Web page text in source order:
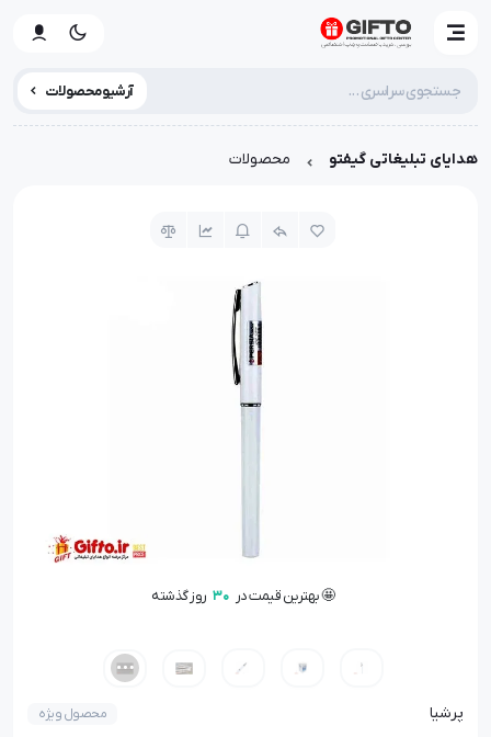
آرشیو محصولات
هدایای تبلیغاتی گیفتو محصولات
🤩 بهترین قیمت در 30 روز گذشته
🤩 بهترین قیمت در
روز گذشته
پرشیا محصول ویژه